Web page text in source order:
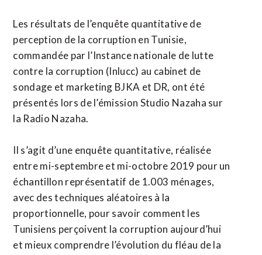
Les résultats de l’enquête quantitative de
perception de la corruption en Tunisie,
commandée par l’Instance nationale de lutte
contre la corruption (Inlucc) au cabinet de
sondage et marketing BJKA et DR, ont été
présentés lors de l’émission Studio Nazaha sur
la Radio Nazaha.
Il s’agit d’une enquête quantitative, réalisée
entre mi-septembre et mi-octobre 2019 pour un
échantillon représentatif de 1.003 ménages,
avec des techniques aléatoires à la
proportionnelle, pour savoir comment les
Tunisiens perçoivent la corruption aujourd’hui
et mieux comprendre l’évolution du fléau de la